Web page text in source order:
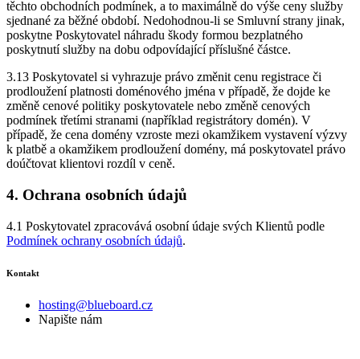
těchto obchodních podmínek, a to maximálně do výše ceny služby
sjednané za běžné období. Nedohodnou-li se Smluvní strany jinak,
poskytne Poskytovatel náhradu škody formou bezplatného
poskytnutí služby na dobu odpovídající příslušné částce.
3.13 Poskytovatel si vyhrazuje právo změnit cenu registrace či
prodloužení platnosti doménového jména v případě, že dojde ke
změně cenové politiky poskytovatele nebo změně cenových
podmínek třetími stranami (například registrátory domén). V
případě, že cena domény vzroste mezi okamžikem vystavení výzvy
k platbě a okamžikem prodloužení domény, má poskytovatel právo
doúčtovat klientovi rozdíl v ceně.
4. Ochrana osobních údajů
4.1 Poskytovatel zpracovává osobní údaje svých Klientů podle
Podmínek ochrany osobních údajů.
Kontakt
hosting@blueboard.cz
Napište nám